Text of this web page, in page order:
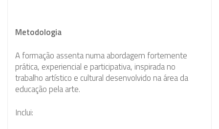
Metodologia
A formação assenta numa abordagem fortemente
prática, experiencial e participativa, inspirada no
trabalho artístico e cultural desenvolvido na área da
educação pela arte.
Inclui: